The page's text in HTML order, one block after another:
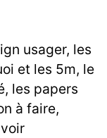
usager, les
et les 5m, le
les papers
à faire,